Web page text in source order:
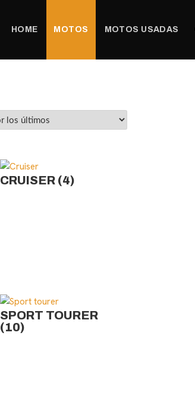
HOME MOTOS MOTOS USADAS
CRUISER (4)
SPORT TOURER
(10)